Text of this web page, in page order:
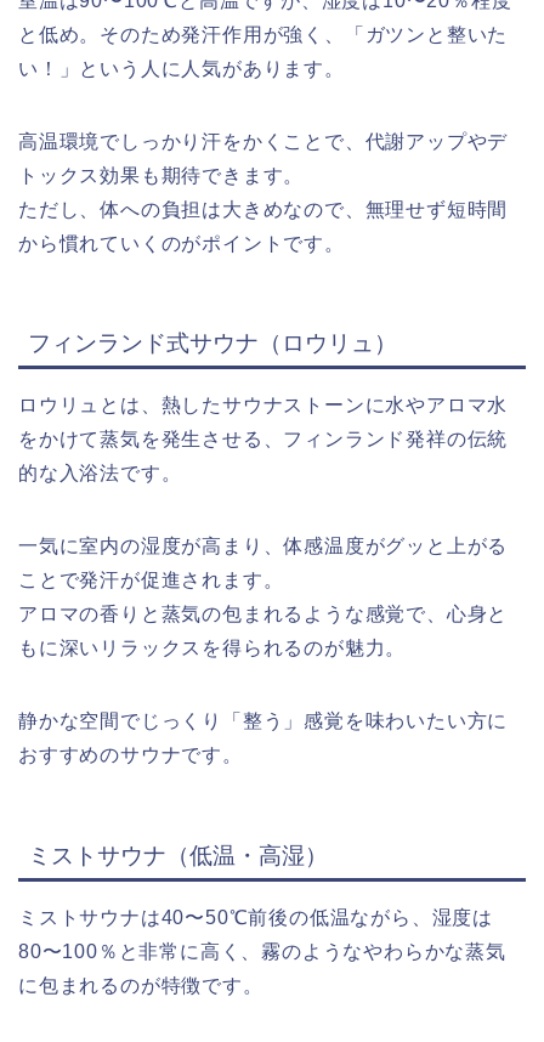
と低め。そのため発汗作用が強く、「ガツンと整いた
い！」という人に人気があります。
高温環境でしっかり汗をかくことで、代謝アップやデ
トックス効果も期待できます。
ただし、体への負担は大きめなので、無理せず短時間
から慣れていくのがポイントです。
フィンランド式サウナ（ロウリュ）
ロウリュとは、熱したサウナストーンに水やアロマ水
をかけて蒸気を発生させる、フィンランド発祥の伝統
的な入浴法です。
一気に室内の湿度が高まり、体感温度がグッと上がる
ことで発汗が促進されます。
アロマの香りと蒸気の包まれるような感覚で、心身と
もに深いリラックスを得られるのが魅力。
静かな空間でじっくり「整う」感覚を味わいたい方に
おすすめのサウナです。
ミストサウナ（低温・高湿）
ミストサウナは40〜50℃前後の低温ながら、湿度は
80〜100％と非常に高く、霧のようなやわらかな蒸気
に包まれるのが特徴です。